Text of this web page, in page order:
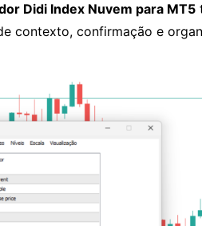
Didi Index Nuvem para MT5
contexto, confirmação e